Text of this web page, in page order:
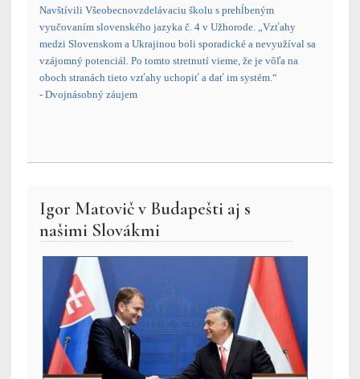
Navštívili Všeobecnovzdelávaciu školu s prehĺbeným
vyučovaním slovenského jazyka č. 4 v Užhorode. „Vzťahy
medzi Slovenskom a Ukrajinou boli sporadické a nevyužíval sa
vzájomný potenciál. Po tomto stretnutí vieme, že je vôľa na
oboch stranách tieto vzťahy uchopiť a dať im systém.“
- Dvojnásobný záujem
Igor Matovič v Budapešti aj s
našimi Slovákmi